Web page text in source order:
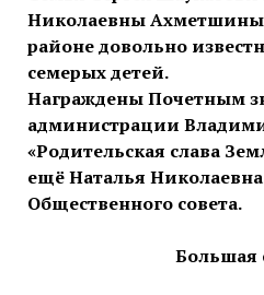
Николаевны
районе довольно
семерых детей.
Награждены Почетным
администрации
«Родительская слава
ещё Наталья Николаевна
Общественного совета.
Большая